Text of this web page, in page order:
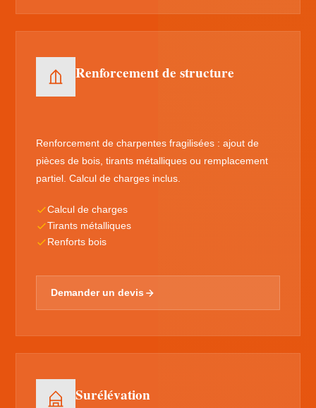
Renforcement de structure
Renforcement de charpentes fragilisées : ajout de
pièces de bois, tirants métalliques ou remplacement
partiel. Calcul de charges inclus.
Calcul de charges
Tirants métalliques
Renforts bois
Demander un devis
Surélévation